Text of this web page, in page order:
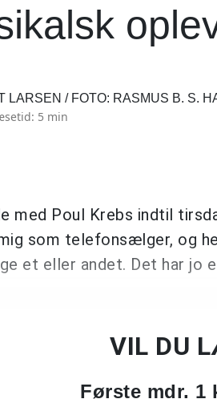
LARSEN / FOTO: RASMUS B. S.
5 min
med Poul Krebs indtil
som telefonsælger, og
et eller andet. Det har jo
VIL DU
Første mdr.